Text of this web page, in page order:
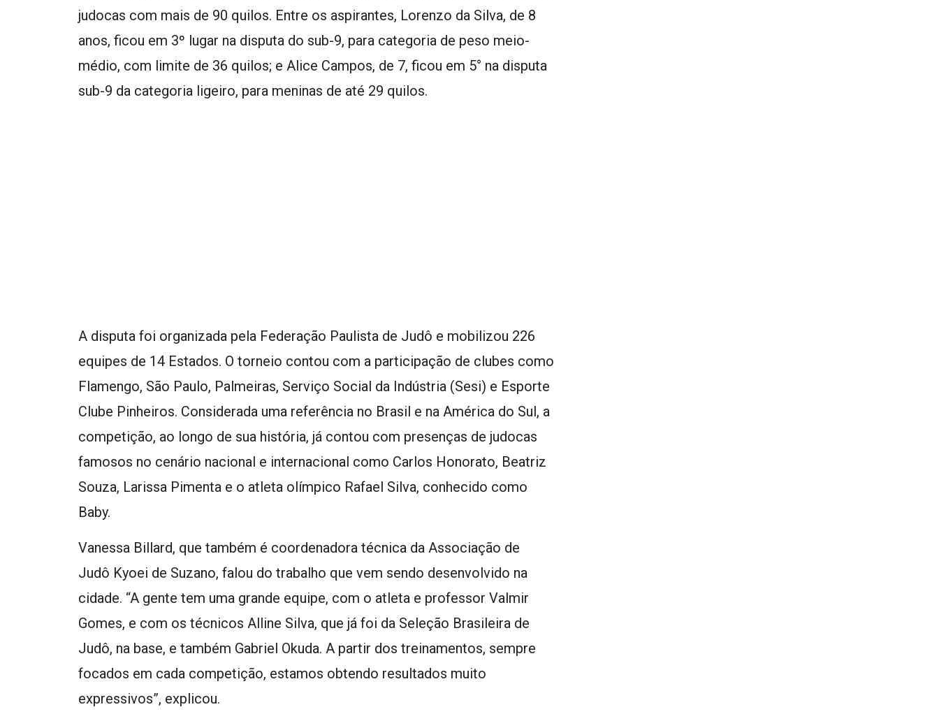
judocas com mais de 90 quilos. Entre os aspirantes, Lorenzo da Silva, de 8
anos, ficou em 3º lugar na disputa do sub-9, para categoria de peso meio-
médio, com limite de 36 quilos; e Alice Campos, de 7, ficou em 5° na disputa
sub-9 da categoria ligeiro, para meninas de até 29 quilos.
A disputa foi organizada pela Federação Paulista de Judô e mobilizou 226
equipes de 14 Estados. O torneio contou com a participação de clubes como
Flamengo, São Paulo, Palmeiras, Serviço Social da Indústria (Sesi) e Esporte
Clube Pinheiros. Considerada uma referência no Brasil e na América do Sul, a
competição, ao longo de sua história, já contou com presenças de judocas
famosos no cenário nacional e internacional como Carlos Honorato, Beatriz
Souza, Larissa Pimenta e o atleta olímpico Rafael Silva, conhecido como
Baby.
Vanessa Billard, que também é coordenadora técnica da Associação de
Judô Kyoei de Suzano, falou do trabalho que vem sendo desenvolvido na
cidade. “A gente tem uma grande equipe, com o atleta e professor Valmir
Gomes, e com os técnicos Alline Silva, que já foi da Seleção Brasileira de
Judô, na base, e também Gabriel Okuda. A partir dos treinamentos, sempre
focados em cada competição, estamos obtendo resultados muito
expressivos”, explicou.